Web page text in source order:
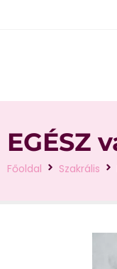
EGÉSZ
Főoldal Szakrális